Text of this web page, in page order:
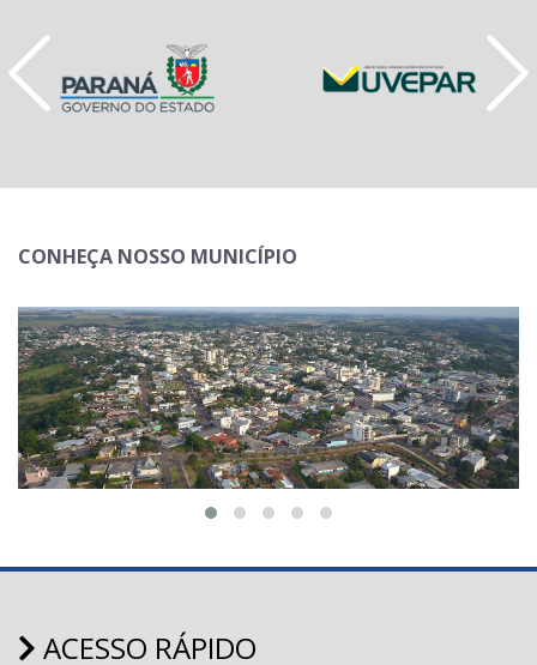
CONHEÇA NOSSO MUNICÍPIO
ACESSO RÁPIDO